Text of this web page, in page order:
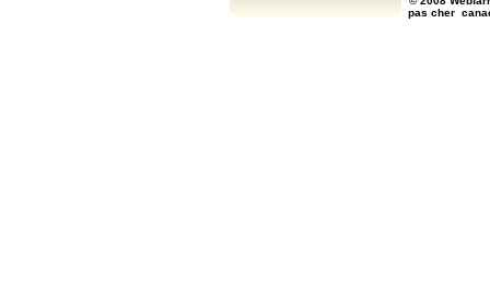
pas cher